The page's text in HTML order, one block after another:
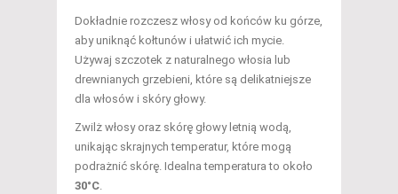
Dokładnie rozczesz włosy od końców ku górze,
aby uniknąć kołtunów i ułatwić ich mycie.
Używaj szczotek z naturalnego włosia lub
drewnianych grzebieni, które są delikatniejsze
dla włosów i skóry głowy.
Zwilż włosy oraz skórę głowy letnią wodą,
unikając skrajnych temperatur, które mogą
podrażnić skórę. Idealna temperatura to około
30°C.